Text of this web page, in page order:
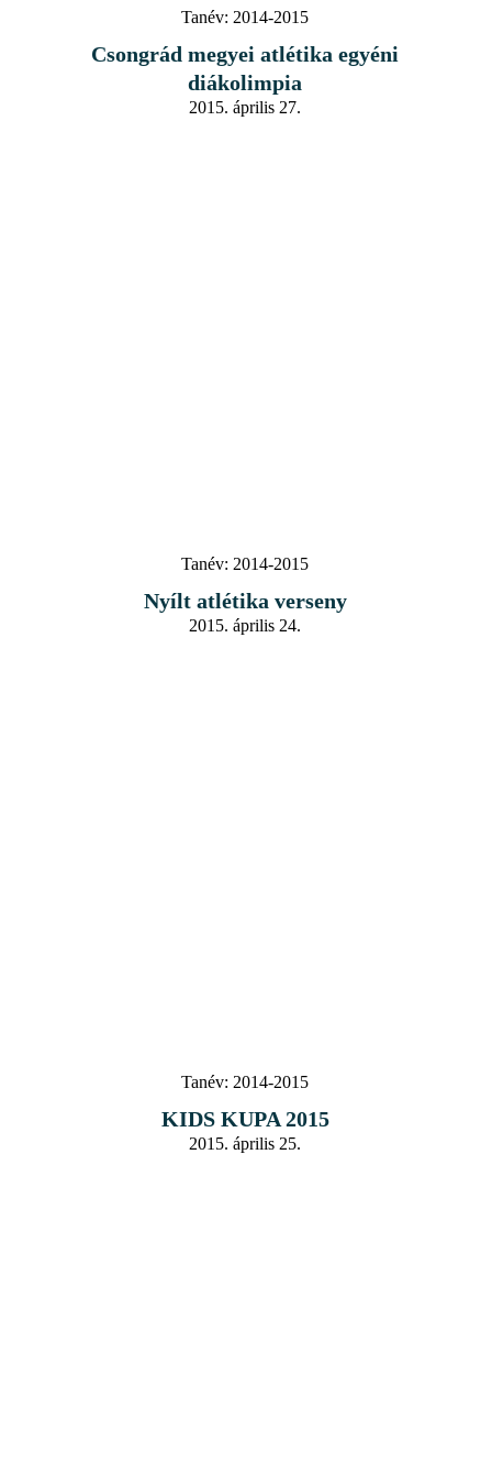
Tanév: 2014-2015
Csongrád megyei atlétika egyéni
diákolimpia
2015. április 27.
Tanév: 2014-2015
Nyílt atlétika verseny
2015. április 24.
Tanév: 2014-2015
KIDS KUPA 2015
2015. április 25.